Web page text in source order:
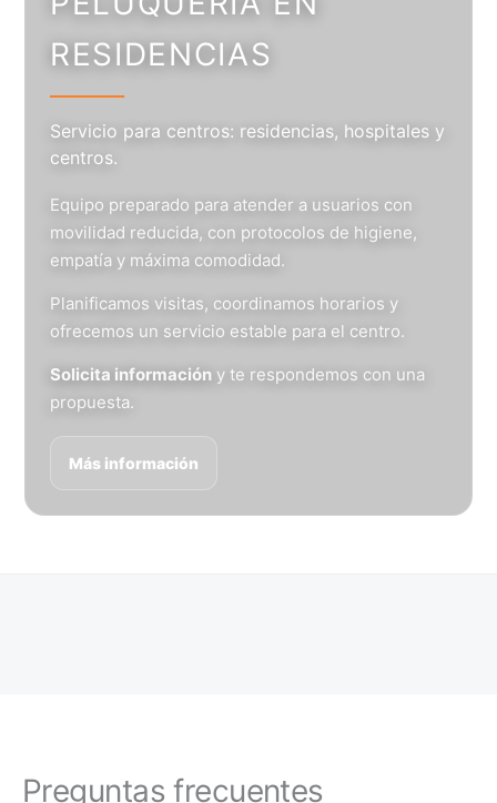
RESIDENCIAS
Servicio para centros: residencias, hospitales y
centros.
Equipo preparado para atender a usuarios con
movilidad reducida, con protocolos de higiene,
empatía y máxima comodidad.
Planificamos visitas, coordinamos horarios y
ofrecemos un servicio estable para el centro.
Solicita información y te respondemos con una
propuesta.
Más información
Preguntas frecuentes